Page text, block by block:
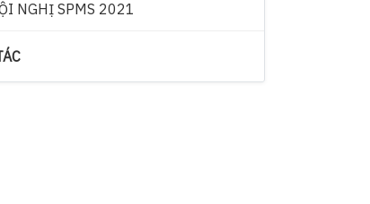
NGHỊ SPMS 2021